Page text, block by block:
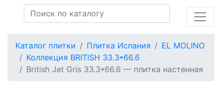
Каталог плитки Плитка Испания
EL MOLINO
Коллекция BRITISH 33.3*66.6
British Jet Gris 33.3*66.6 — плитка настенная